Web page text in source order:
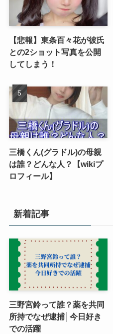
【悲報】東条百々花が彼氏
との2ショット写真を公開
してしまう！
三橋くん(グラドル)の母親
は誰？どんな人？【wikiプ
ロフィール】
新着記事
三野宮鈴って誰？薬を共同
所持でなぜ逮捕│今日好き
での活躍